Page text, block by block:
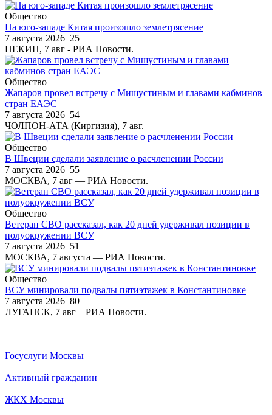
Общество
На юго-западе Китая произошло землетрясение
7 августа 2026 25
ПЕКИН, 7 авг - РИА Новости.
Общество
Жапаров провел встречу с Мишустиным и главами кабминов
стран ЕАЭС
7 августа 2026 54
ЧОЛПОН-АТА (Киргизия), 7 авг.
Общество
В Швеции сделали заявление о расчленении России
7 августа 2026 55
МОСКВА, 7 авг — РИА Новости.
Общество
Ветеран СВО рассказал, как 20 дней удерживал позиции в
полуокружении ВСУ
7 августа 2026 51
МОСКВА, 7 августа — РИА Новости.
Общество
ВСУ минировали подвалы пятиэтажек в Константиновке
7 августа 2026 80
ЛУГАНСК, 7 авг – РИА Новости.
Госуслуги Москвы
Активный гражданин
ЖКХ Москвы